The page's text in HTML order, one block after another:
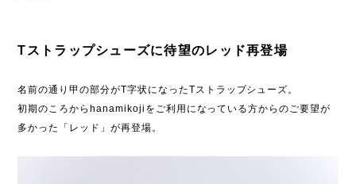
Tストラップシューズに待望のレッド再登場
名前の通り甲の部分がT字状になったTストラップシューズ。
初期のころからhanamikojiをご利用になっている方からのご要望が
多かった「レッド」が再登場。